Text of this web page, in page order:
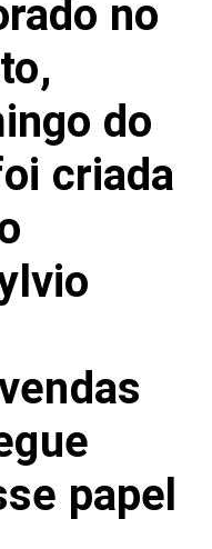
no
do
criada
papel